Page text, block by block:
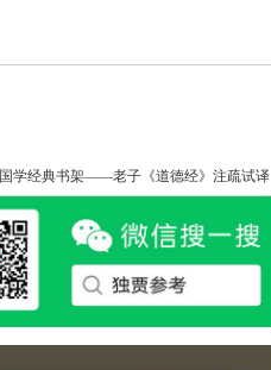
国学经典书架——老子《道德经》注疏试译